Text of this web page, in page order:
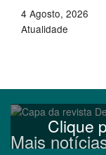
4 Agosto, 2026
Atualidade
Clique
Mais